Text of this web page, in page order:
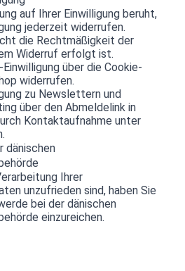
auf Ihrer Einwilligung beruht,
jederzeit widerrufen.
die Rechtmäßigkeit der
Widerruf erfolgt ist.
über die Cookie-
widerrufen.
zu Newslettern und
über den Abmeldelink in
Kontaktaufnahme unter
dänischen
Ihrer
unzufrieden sind, haben Sie
bei der dänischen
einzureichen.